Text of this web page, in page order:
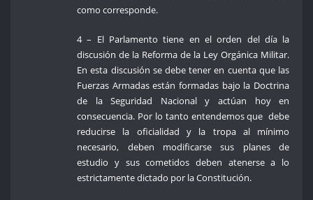
como corresponde.
4 – El Parlamento tiene en el orden del día la
discusión de la Reforma de la Ley Orgánica Militar.
En esta discusión se debe tener en cuenta que las
Fuerzas Armadas están formadas bajo la Doctrina
de la Seguridad Nacional y actúan hoy en
consecuencia. Por lo tanto entendemos que debe
reducirse la oficialidad y la tropa al mínimo
necesario, deben modificarse sus planes de
estudio y sus cometidos deben atenerse a lo
estrictamente dictado por la Constitución.